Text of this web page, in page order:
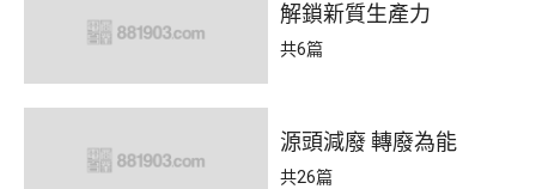
解鎖新質生產力
共6篇
源頭減廢 轉廢為能
共26篇